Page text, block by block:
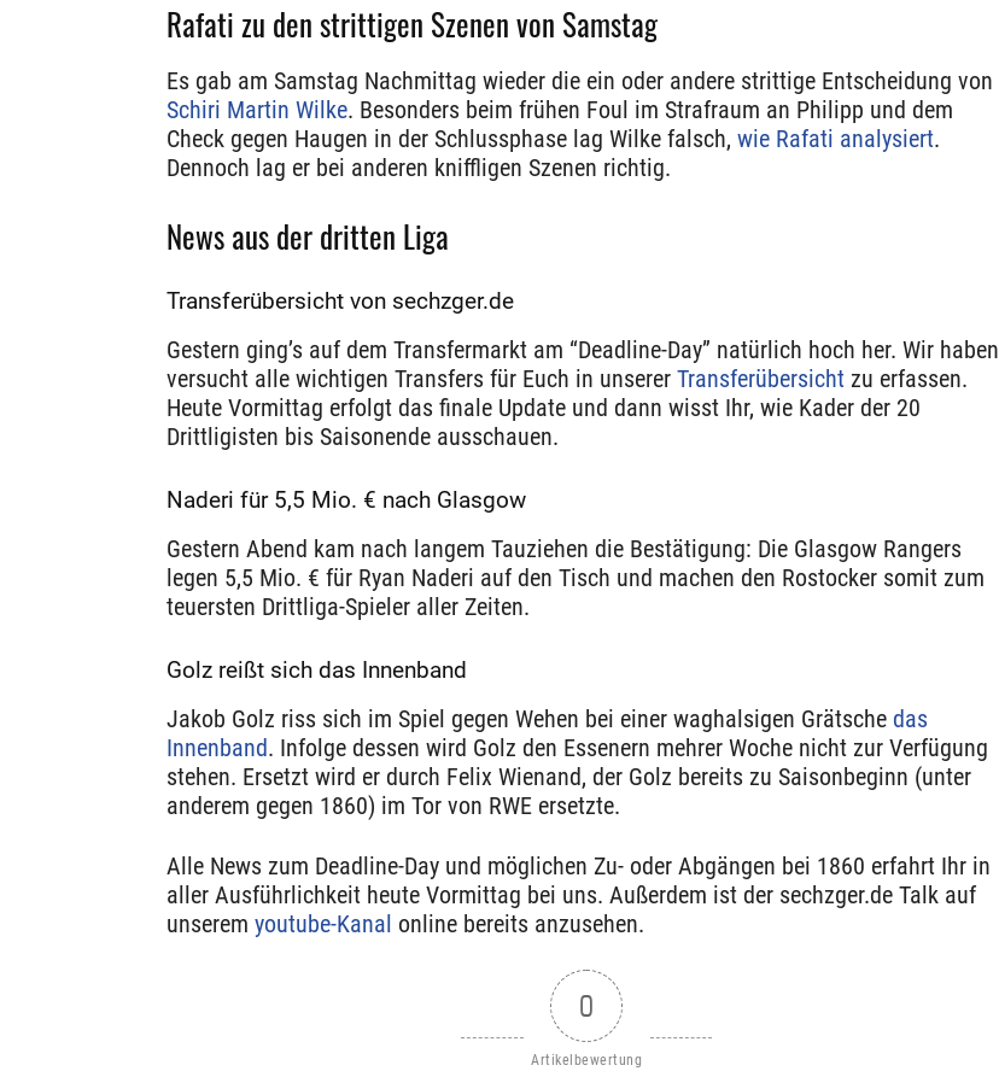
Rafati zu den strittigen Szenen von Samstag
Es gab am Samstag Nachmittag wieder die ein oder andere strittige Entscheidung von
Schiri Martin Wilke. Besonders beim frühen Foul im Strafraum an Philipp und dem
Check gegen Haugen in der Schlussphase lag Wilke falsch, wie Rafati analysiert.
Dennoch lag er bei anderen kniffligen Szenen richtig.
News aus der dritten Liga
Transferübersicht von sechzger.de
Gestern ging’s auf dem Transfermarkt am “Deadline-Day” natürlich hoch her. Wir haben
versucht alle wichtigen Transfers für Euch in unserer Transferübersicht zu erfassen.
Heute Vormittag erfolgt das finale Update und dann wisst Ihr, wie Kader der 20
Drittligisten bis Saisonende ausschauen.
Naderi für 5,5 Mio. € nach Glasgow
Gestern Abend kam nach langem Tauziehen die Bestätigung: Die Glasgow Rangers
legen 5,5 Mio. € für Ryan Naderi auf den Tisch und machen den Rostocker somit zum
teuersten Drittliga-Spieler aller Zeiten.
Golz reißt sich das Innenband
Jakob Golz riss sich im Spiel gegen Wehen bei einer waghalsigen Grätsche das
Innenband. Infolge dessen wird Golz den Essenern mehrer Woche nicht zur Verfügung
stehen. Ersetzt wird er durch Felix Wienand, der Golz bereits zu Saisonbeginn (unter
anderem gegen 1860) im Tor von RWE ersetzte.
Alle News zum Deadline-Day und möglichen Zu- oder Abgängen bei 1860 erfahrt Ihr in
aller Ausführlichkeit heute Vormittag bei uns. Außerdem ist der sechzger.de Talk auf
unserem youtube-Kanal online bereits anzusehen.
0
Artikelbewertung